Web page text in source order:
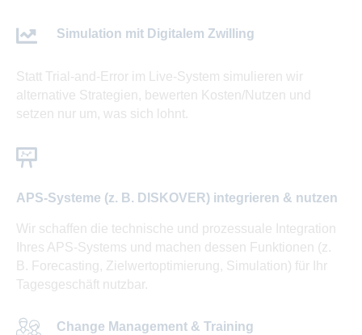
Simulation mit Digitalem Zwilling
Statt Trial-and-Error im Live-System simulieren wir
alternative Strategien, bewerten Kosten/Nutzen und
setzen nur um, was sich lohnt.
APS-Systeme (z. B. DISKOVER) integrieren & nutzen
Wir schaffen die technische und prozessuale Integration
Ihres APS-Systems und machen dessen Funktionen (z.
B. Forecasting, Zielwertoptimierung, Simulation) für Ihr
Tagesgeschäft nutzbar.
Change Management & Training